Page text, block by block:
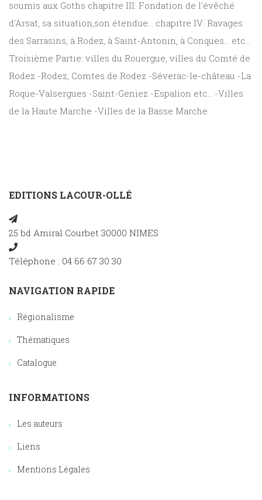
soumis aux Goths chapitre III: Fondation de l'évêché
d'Arsat, sa situation,son étendue... chapitre IV: Ravages
des Sarrasins, à Rodez, à Saint-Antonin, à Conques... etc...
Troisième Partie: villes du Rouergue, villes du Comté de
Rodez -Rodez, Comtes de Rodez -Séverac-le-château -La
Roque-Valsergues -Saint-Geniez -Espalion etc... -Villes
de la Haute Marche -Villes de la Basse Marche
EDITIONS LACOUR-OLLÉ
25 bd Amiral Courbet 30000 NIMES
Téléphone : 04 66 67 30 30
NAVIGATION RAPIDE
Régionalisme
Thématiques
Catalogue
INFORMATIONS
Les auteurs
Liens
Mentions Légales